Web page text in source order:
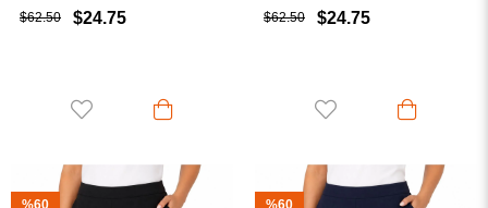
$24.75
$62.50 $24.75
$62.50
%60 %60